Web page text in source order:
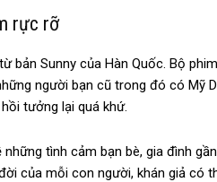
rực rỡ
bản Sunny của Hàn Quốc. Bộ
người bạn cũ trong đó có Mỹ
tưởng lại quá khứ.
tình cảm bạn bè, gia đình
của mỗi con người, khán giả có